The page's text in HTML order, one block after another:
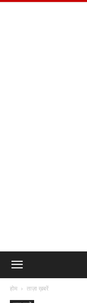
होम ताज़ा ख़बरें